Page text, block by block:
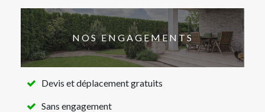
NOS ENGAGEMENTS
Devis et déplacement gratuits
Sans engagement